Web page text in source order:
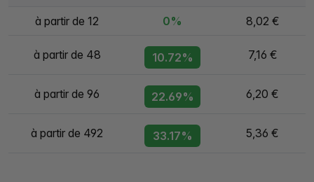
à partir de 12 0% 8,02 €
à partir de 48 10.72% 7,16 €
à partir de 96 22.69% 6,20 €
à partir de 492 33.17% 5,36 €